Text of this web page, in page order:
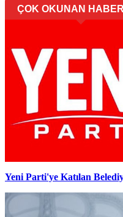
ÇOK OKUNAN
Yeni Parti'ye Katılan